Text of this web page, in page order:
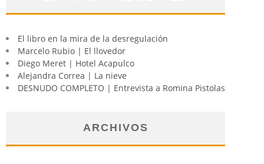
El libro en la mira de la desregulación
Marcelo Rubio | El llovedor
Diego Meret | Hotel Acapulco
Alejandra Correa | La nieve
DESNUDO COMPLETO | Entrevista a Romina Pistolas
ARCHIVOS